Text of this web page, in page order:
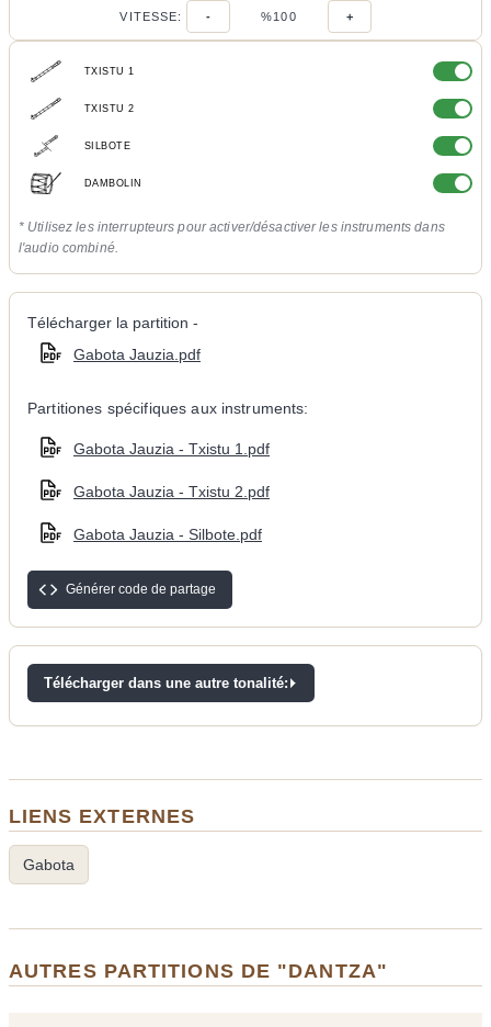
VITESSE: - %100 +
TXISTU 1
TXISTU 2
SILBOTE
DAMBOLIN
* Utilisez les interrupteurs pour activer/désactiver les instruments dans
l'audio combiné.
Télécharger la partition -
Gabota Jauzia.pdf
Partitiones spécifiques aux instruments:
Gabota Jauzia - Txistu 1.pdf
Gabota Jauzia - Txistu 2.pdf
Gabota Jauzia - Silbote.pdf
Générer code de partage
Télécharger dans une autre tonalité:
LIENS EXTERNES
Gabota
AUTRES PARTITIONS DE "DANTZA"